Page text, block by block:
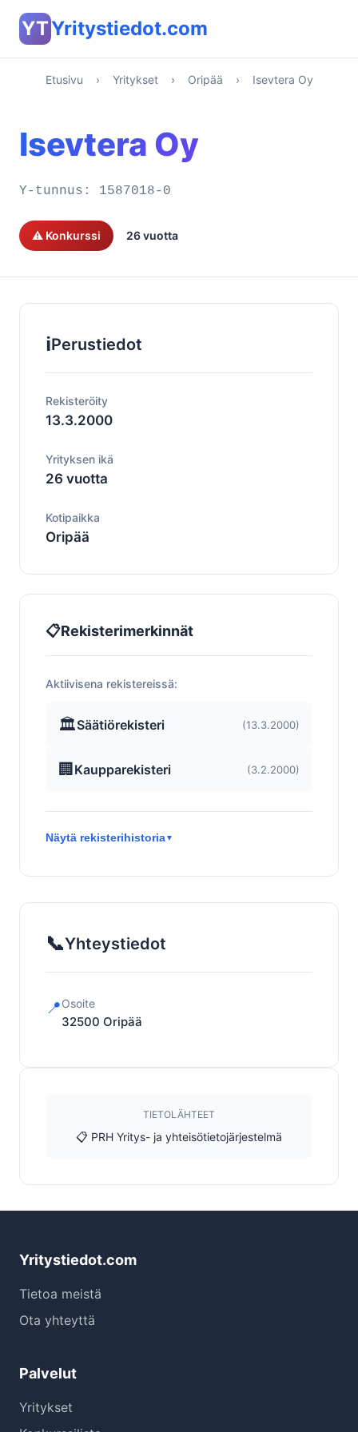
YTYritystiedot.com
Etusivu › Yritykset › Oripää › Isevtera Oy
Isevtera Oy
Y-tunnus: 1587018-0
⚠️ Konkurssi 26 vuotta
ℹ️Perustiedot
Rekisteröity
13.3.2000
Yrityksen ikä
26 vuotta
Kotipaikka
Oripää
📋Rekisterimerkinnät
Aktiivisena rekistereissä:
🏛️Säätiörekisteri (13.3.2000)
🏢 Kaupparekisteri (3.2.2000)
Näytä rekisterihistoria▼
📞Yhteystiedot
📍Osoite
32500 Oripää
TIETOLÄHTEET
📋 PRH Yritys- ja yhteisötietojärjestelmä
Yritystiedot.com
Tietoa meistä
Ota yhteyttä
Palvelut
Yritykset